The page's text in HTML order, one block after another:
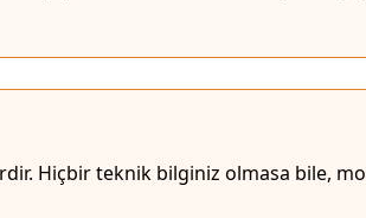
Hiçbir teknik bilginiz olmasa bile,